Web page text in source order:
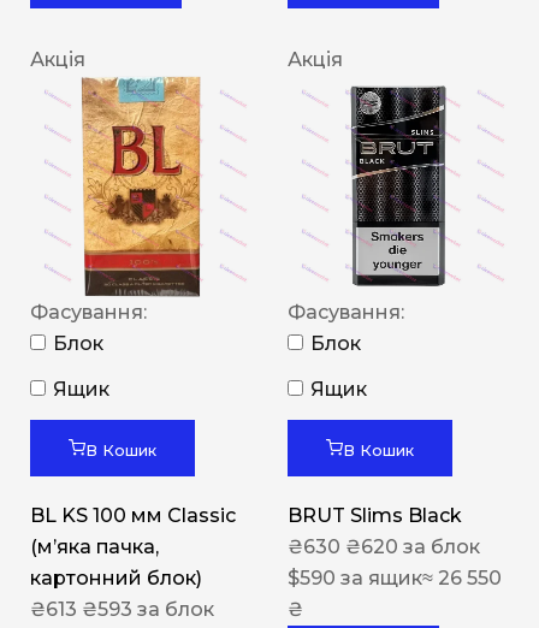
Акція
Фасування:
Блок
Ящик
В Кошик
BL KS 100 мм Classic
(м’яка пачка,
картонний блок)
₴613 ₴593 за блок
Акція
Фасування:
Блок
Ящик
В Кошик
BRUT Slims Black
₴630 ₴620 за блок
$590 за ящик≈ 26 550
₴